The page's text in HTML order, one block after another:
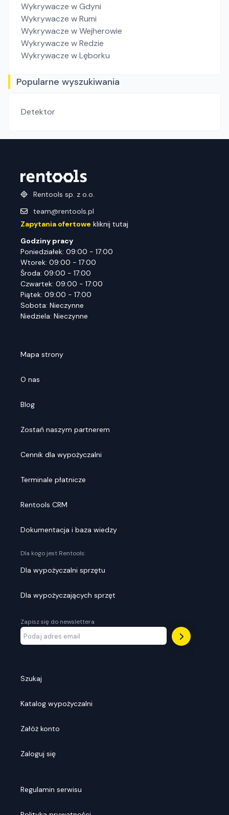
Wykrywacze w Gdyni
Wykrywacze w Rumi
Wykrywacze w Wejherowie
Wykrywacze w Redzie
Wykrywacze w Lęborku
Popularne wyszukiwania
Detektor
Rentools sp. z o.o.
team@rentools.pl
Zapytania ofertowe kliknij tutaj
Godziny pracy
Poniedziałek: 09:00 - 17:00
Wtorek: 09:00 - 17:00
Środa: 09:00 - 17:00
Czwartek: 09:00 - 17:00
Piątek: 09:00 - 17:00
Sobota: Nieczynne
Niedziela: Nieczynne
Mapa strony
O nas
Blog
Zostań naszym partnerem
Cennik dla wypożyczalni
Terminale płatnicze
Rentools CRM
Dokumentacja i baza wiedzy
Dla kogo jest Rentools:
Dla wypożyczalni sprzętu
Dla wypożyczających sprzęt
Zapisz się do newslettera
Szukaj
Katalog wypożyczalni
Załóż konto
Zaloguj się
Regulamin serwisu